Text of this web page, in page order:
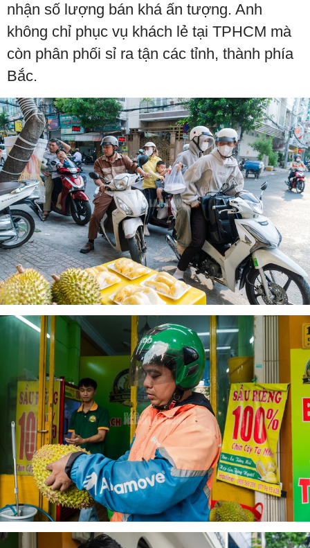
nhận số lượng bán khá ấn tượng. Anh
không chỉ phục vụ khách lẻ tại TPHCM mà
còn phân phối sỉ ra tận các tỉnh, thành phía
Bắc.